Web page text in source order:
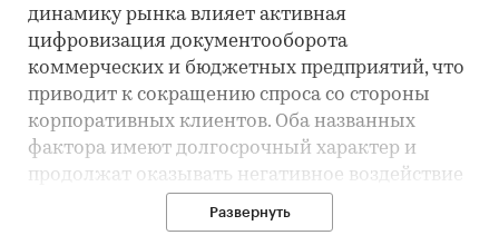
динамику рынка влияет активная
цифровизация документооборота
коммерческих и бюджетных предприятий, что
приводит к сокращению спроса со стороны
корпоративных клиентов. Оба названных
фактора имеют долгосрочный характер и
продолжат оказывать негативное воздействие
на продажи большинства канцелярских
товаров в прогнозном периоде.
Развернуть